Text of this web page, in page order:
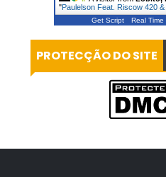
"Paulelson Feat. Riscow 420 &
Get Script Real Time
PROTECÇÃO DO SITE